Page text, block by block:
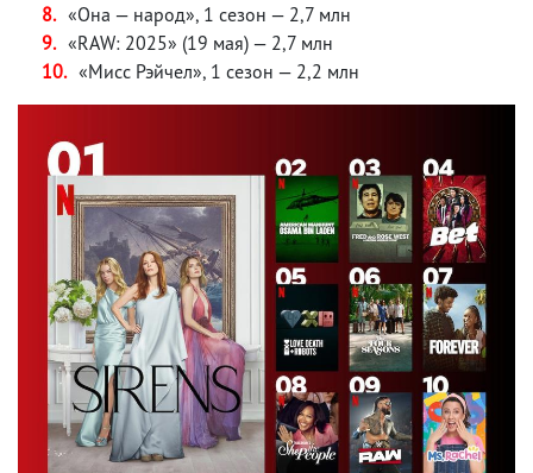
«Она — народ», 1 сезон — 2,7 млн
«RAW: 2025» (19 мая) — 2,7 млн
«Мисс Рэйчел», 1 сезон — 2,2 млн